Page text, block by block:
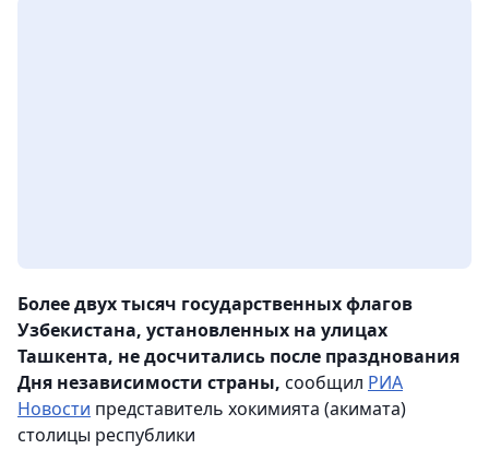
Более двух тысяч государственных флагов
Узбекистана, установленных на улицах
Ташкента, не досчитались после празднования
Дня независимости страны, сообщил РИА
Новости представитель хокимията (акимата)
столицы республики